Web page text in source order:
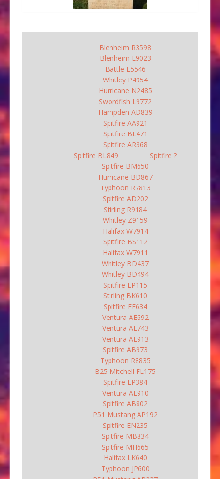
Blenheim R3598
Blenheim L9023
Battle L5546
Whitley P4954
Hurricane N2485
Swordfish L9772
Hampden AD839
Spitfire AA921
Spitfire BL471
Spitfire AR368
Spitfire BL849
Spitfire ?
Spitfire BM650
Hurricane BD867
Typhoon R7813
Spitfire AD202
Stirling R9184
Whitley Z9159
Halifax W7914
Spitfire BS112
Halifax W7911
Whitley BD437
Whitley BD494
Spitfire EP115
Stirling BK610
Spitfire EE634
Ventura AE692
Ventura AE743
Ventura AE913
Spitfire AB973
Typhoon R8835
B25 Mitchell FL175
Spitfire EP384
Ventura AE910
Spitfire AB802
P51 Mustang AP192
Spitfire EN235
Spitfire MB834
Spitfire MH665
Halifax LK640
Typhoon JP600